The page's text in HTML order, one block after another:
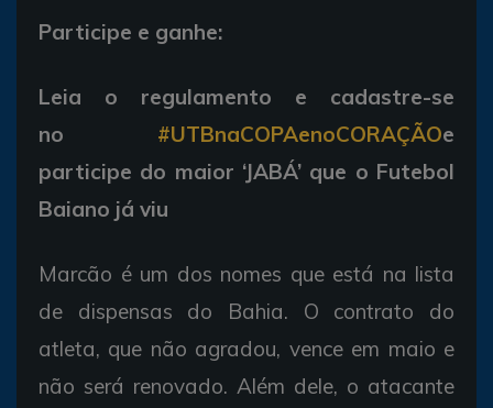
Participe e ganhe:
Leia o regulamento e cadastre-se
no #UTBnaCOPAenoCORAÇÃOe
participe do maior ‘JABÁ’ que o Futebol
Baiano já viu
Marcão é um dos nomes que está na lista
de dispensas do Bahia. O contrato do
atleta, que não agradou, vence em maio e
não será renovado. Além dele, o atacante